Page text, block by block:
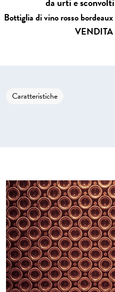
Bottiglia di vino rosso
Caratteristiche